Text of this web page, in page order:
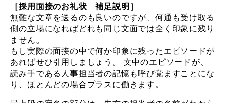
［採用面接のお礼状 補足説明］
無難な文章を送るのも良いのですが、何通も受け取る
側の立場になればどれも同じ文面では全く印象に残り
ません。
もし実際の面接の中で何か印象に残ったエピソードが
あればせひ引用しましょう。 文中のエピソードが、
読み手である人事担当者の記憶も呼び覚ますことにな
り、ほとんどの場合プラスに働きます。